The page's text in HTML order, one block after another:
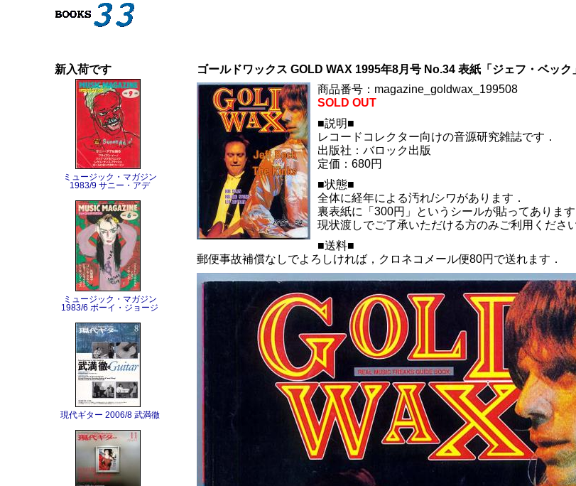
新入荷です
ミュージック・マガジン
1983/9 サニー・アデ
ミュージック・マガジン
1983/6 ボーイ・ジョージ
現代ギター 2006/8 武満徹
ゴールドワックス GOLD WAX 1995年8月号 No.34 表紙「ジェフ・ベック
商品番号：magazine_goldwax_199508
SOLD OUT
■説明■
レコードコレクター向けの音源研究雑誌です．
出版社：バロック出版
定価：680円
■状態■
全体に経年による汚れ/シワがあります．
裏表紙に「300円」というシールが貼ってあります
現状渡しでご了承いただける方のみご利用くださ
■送料■
郵便事故補償なしでよろしければ，クロネコメール便80円で送れます．